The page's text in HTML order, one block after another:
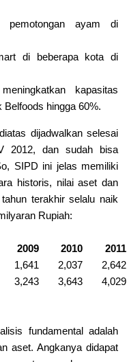
pemotongan ayam di
di beberapa kota di
kapasitas
hingga 60%.
dijadwalkan selesai
2012, dan sudah bisa
SIPD ini jelas memiliki
historis, nilai aset dan
terakhir selalu naik
Rupiah:
2009 2010
2011
1,641 2,037
2,642
3,243 3,643
4,029
fundamental adalah
aset. Angkanya didapat